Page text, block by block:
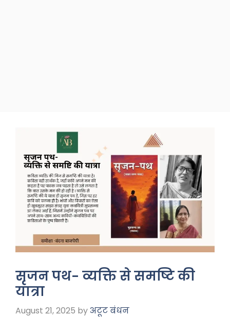
सृजन पथ- व्यक्ति से समष्टि की
यात्रा
August 21, 2025 byअटूट बंधन